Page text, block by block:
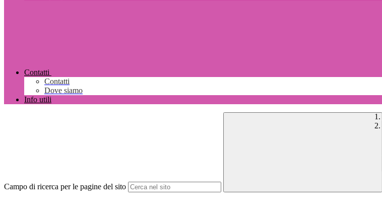
Contatti
Contatti
Dove siamo
Info utili
Campo di ricerca per le pagine del sito